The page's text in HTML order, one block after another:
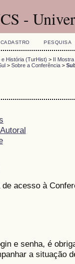
-
CADASTRO PESQUISA
História (TurHist) > II
> Sobre a Conferência >
acesso à
e senha, é
a situação